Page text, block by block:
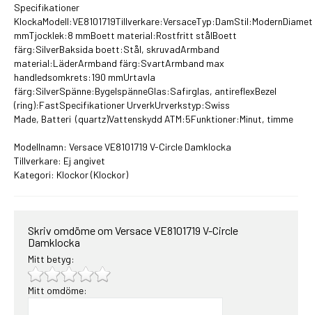
Specifikationer
mmTjocklek:8 mmBoett material:Rostfritt stålBoett
färg:SilverBaksida boett:Stål, skruvadArmband
material:LäderArmband färg:SvartArmband max
handledsomkrets:190 mmUrtavla
färg:SilverSpänne:BygelspänneGlas:Safirglas, antireflexBezel
(ring):FastSpecifikationer UrverkUrverkstyp:Swiss
Made, Batteri (quartz)Vattenskydd ATM:5Funktioner:Minut, timme
Modellnamn: Versace VE8101719 V-Circle Damklocka
Tillverkare: Ej angivet
Kategori: Klockor(Klockor)
Skriv omdöme om Versace VE8101719 V-Circle
Damklocka
Mitt betyg:
Mitt omdöme: